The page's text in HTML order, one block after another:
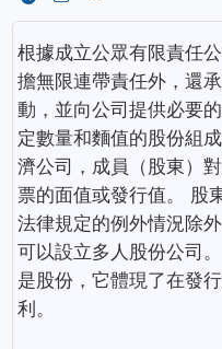
根據成立公眾有限責任
擔無限連帶責任外，還
動，並向公司提供必要
定數量和麵值的股份組
濟公司，成員（股東）
票的面值或發行值。
法律規定的例外情況除
可以設立多人股份公司
是股份，它體現了在發
利。